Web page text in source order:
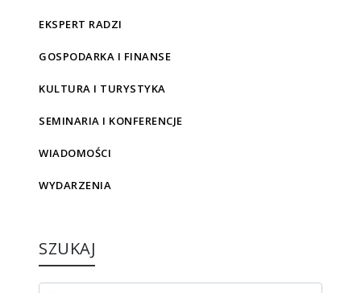
EKSPERT RADZI
GOSPODARKA I FINANSE
KULTURA I TURYSTYKA
SEMINARIA I KONFERENCJE
WIADOMOŚCI
WYDARZENIA
SZUKAJ